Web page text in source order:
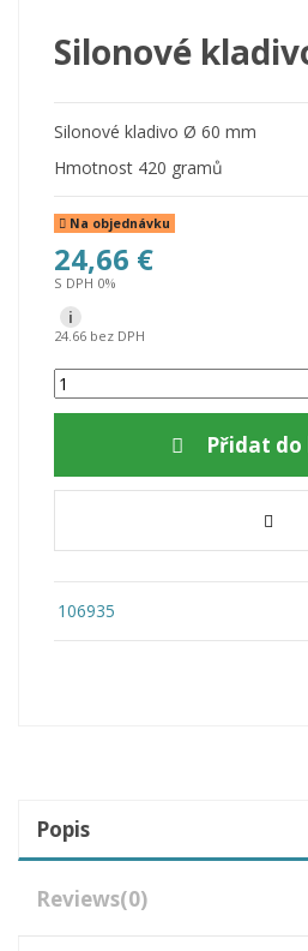
Silonové
Silonové kladivo Ø 60 mm
Hmotnost 420 gramů
Na objednávku
24,66 €
S DPH 0%
i
24.66 bez DPH
Přidat do
106935
Popis
Reviews(0)